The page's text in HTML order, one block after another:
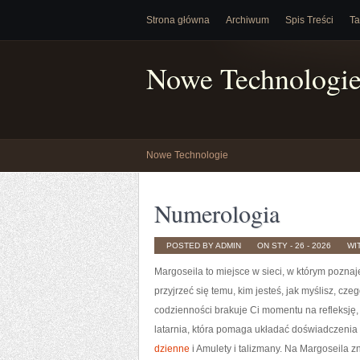
Strona główna Archiwum Spis Treści
Nowe
Nowe Technologie
Numerologia
POSTED BY ADMIN ON STY - 26 - 2026
Margoseila to miejsce w sieci, w którym
przyjrzeć się temu, kim jesteś, jak myślisz,
codzienności brakuje Ci momentu na
latarnia, która pomaga układać
dzienne i Amulety i talizmany. Na Margoseila